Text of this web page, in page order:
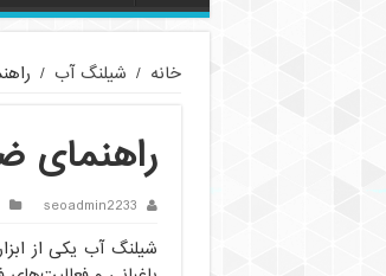
خانه / شیلنگ آب /
راهنمای
seoadmin2233
شیلنگ آب یکی از